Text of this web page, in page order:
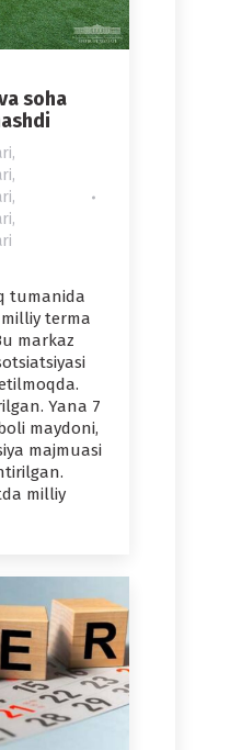
soha
,
,
,
,
tumanida
terma
markaz
Yana 7
maydoni,
majmuasi
milliy